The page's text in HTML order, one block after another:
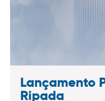
Lançamento
Ripada